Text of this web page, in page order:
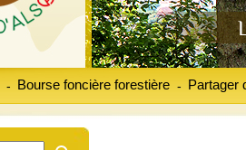
Bourse foncière forestière
- Partager
-